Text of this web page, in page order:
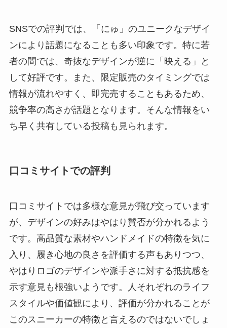
SNSでの評判では、「にゅ」のユニークなデザイ
ンにより話題になることも多い印象です。特に若
者の間では、奇抜なデザインが逆に「映える」と
して好評です。また、限定販売のタイミングでは
情報が流れやすく、即完売することもあるため、
競争率の高さが話題となります。そんな情報をい
ち早く共有している投稿も見られます。
口コミサイトでの評判
口コミサイトでは多様な意見が飛び交っています
が、デザインの好みはやはり賛否が分かれるよう
です。高品質な素材やハンドメイドの特徴を気に
入り、履き心地の良さを評価する声もありつつ、
やはりロゴのデザインや派手さに対する抵抗感を
示す意見も根強いようです。人それぞれのライフ
スタイルや価値観により、評価が分かれることが
このスニーカーの特徴と言えるのではないでしょ